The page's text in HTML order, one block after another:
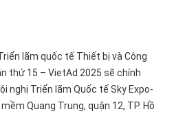
lãm quốc tế Thiết bị và Công
thứ 15 – VietAd 2025 sẽ chính
nghị Triển lãm Quốc tế Sky Expo-
Quang Trung, quận 12, TP. Hồ